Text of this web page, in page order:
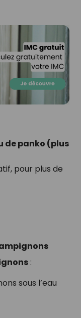
de panko (plus
pour plus de
:
sous l’eau